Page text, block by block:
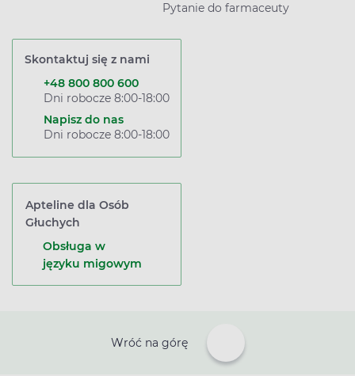
Pytanie do farmaceuty
Skontaktuj się z nami
+48 800 800 600
Dni robocze 8:00-18:00
Napisz do nas
Dni robocze 8:00-18:00
Apteline dla Osób
Głuchych
Obsługa w
języku migowym
Wróć na górę